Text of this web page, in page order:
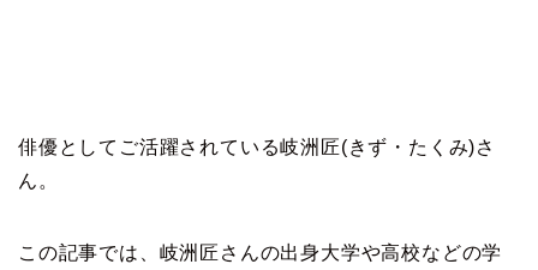
俳優としてご活躍されている岐洲匠(きず・たくみ)さ
ん。
この記事では、岐洲匠さんの出身大学や高校などの学